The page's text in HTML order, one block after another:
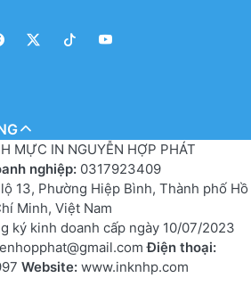
MỰC IN NGUYỄN HỢP PHÁT
nghiệp: 0317923409
13, Phường Hiệp Bình, Thành phố Hồ
Minh, Việt Nam
ký kinh doanh cấp ngày 10/07/2023
Điện thoại:
Website: www.inknhp.com